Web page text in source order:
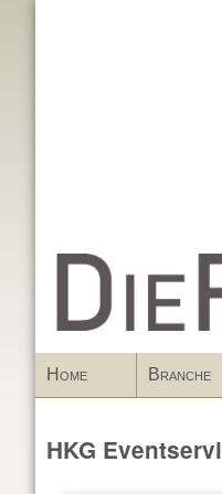
Home Branche
HKG